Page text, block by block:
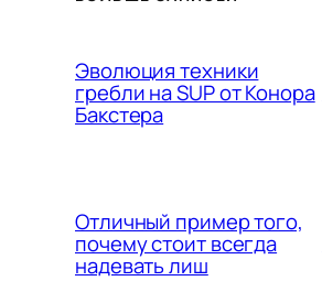
Эволюция техники
гребли на SUP от Конора
Бакстера
Отличный пример того,
почему стоит всегда
надевать лиш